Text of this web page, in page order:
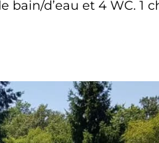
d’eau et 4 WC. 1